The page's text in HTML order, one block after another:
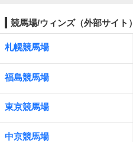
競馬場/ウィンズ（外部サイト）
札幌競馬場
福島競馬場
東京競馬場
中京競馬場